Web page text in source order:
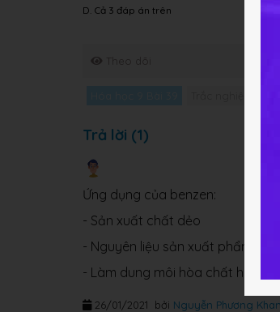
D. Cả 3 đáp án trên
Theo dõi
Trả lời (1)
Ứng dụng của benzen:
- Sản xuất chất dẻo
- Nguyên liệu sản xuất phẩm
- Làm dung môi hòa chất hữu
bởi Nguyễn Phương
26/01/2021